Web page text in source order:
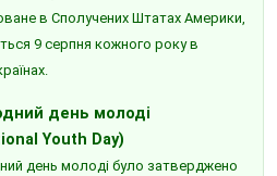
в Сполучених Штатах Америки,
9 серпня кожного року в
день молоді
Youth Day)
день молоді було затверджено